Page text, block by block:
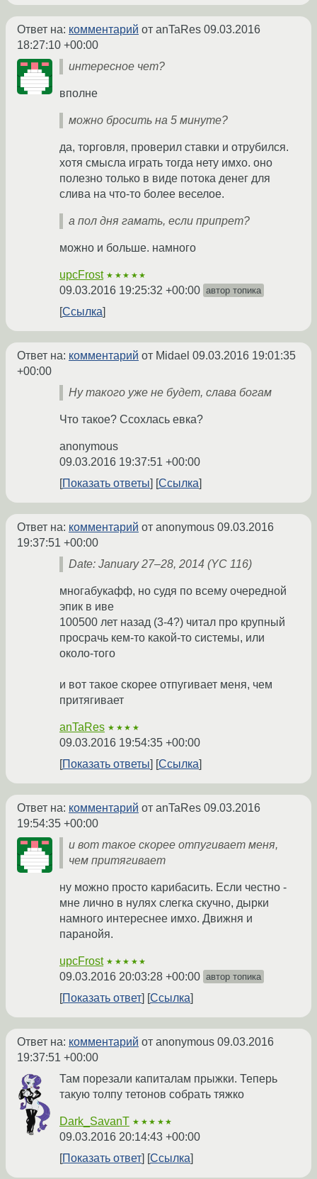
Ответ на: комментарий от anTaRes 09.03.2016
18:27:10 +00:00
интересное чет?
вполне
можно бросить на 5 минуте?
да, торговля, проверил ставки и отрубился.
хотя смысла играть тогда нету имхо. оно
полезно только в виде потока денег для
слива на что-то более веселое.
а пол дня гамать, если припрет?
можно и больше. намного
upcFrost ★★★★★
09.03.2016 19:25:32 +00:00 автор топика
Ссылка
Ответ на: комментарий от Midael 09.03.2016 19:01:35
+00:00
Ну такого уже не будет, слава богам
Что такое? Ссохлась евка?
anonymous
09.03.2016 19:37:51 +00:00
Показать ответы
Ссылка
Ответ на: комментарий от anonymous 09.03.2016
19:37:51 +00:00
Date: January 27–28, 2014 (YC 116)
многабукафф, но судя по всему очередной
эпик в иве
100500 лет назад (3-4?) читал про крупный
просрачь кем-то какой-то системы, или
около-того
и вот такое скорее отпугивает меня, чем
притягивает
anTaRes ★★★★
09.03.2016 19:54:35 +00:00
Показать ответы
Ссылка
Ответ на: комментарий от anTaRes 09.03.2016
19:54:35 +00:00
и вот такое скорее отпугивает меня,
чем притягивает
ну можно просто карибасить. Если честно -
мне лично в нулях слегка скучно, дырки
намного интереснее имхо. Движня и
паранойя.
upcFrost ★★★★★
09.03.2016 20:03:28 +00:00 автор топика
Показать ответ Ссылка
Ответ на: комментарий от anonymous 09.03.2016
19:37:51 +00:00
Там порезали капиталам прыжки. Теперь
такую толпу тетонов собрать тяжко
Dark_SavanT ★★★★★
09.03.2016 20:14:43 +00:00
Показать ответ
Ссылка